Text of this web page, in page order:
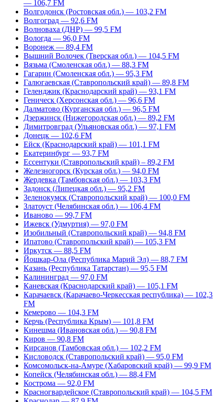
— 106,7 FM
Волгодонск (Ростовская обл.) — 103,2 FM
Волгоград — 92,6 FM
Волноваха (ДНР) — 99,5 FM
Вологда — 96,0 FM
Воронеж — 89,4 FM
Вышний Волочек (Тверская обл.) — 104,5 FM
Вязьма (Смоленская обл.) — 88,3 FM
Гагарин (Смоленская обл.) — 95,3 FM
Галюгаевская (Ставропольский край) — 89,8 FM
Геленджик (Краснодарский край) — 93,1 FM
Геническ (Херсонская обл.) — 96,6 FM
Далматово (Курганская обл.) — 96,5 FM
Дзержинск (Нижегородская обл.) — 89,2 FM
Димитровград (Ульяновская обл.) — 97,1 FM
Донецк — 102,6 FM
Ейск (Краснодарский край) — 101,1 FM
Екатеринбург — 93,7 FM
Ессентуки (Ставропольский край) – 89,2 FM
Железногорск (Курская обл.) — 94,0 FM
Жердевка (Тамбовская обл.) — 103,3 FM
Задонск (Липецкая обл.) — 95,2 FM
Зеленокумск (Ставропольский край) — 100,0 FM
Златоуст (Челябинская обл.) — 106,4 FM
Иваново — 99,7 FM
Ижевск (Удмуртия) — 97,0 FM
Изобильный (Ставропольский край) — 94,8 FM
Ипатово (Ставропольский край) — 105,3 FM
Иркутск — 88,5 FM
Йошкар-Ола (Республика Марий Эл) — 88,7 FM
Казань (Республика Татарстан) — 95,5 FM
Калининград — 97,0 FM
Каневская (Краснодарский край) — 105,1 FM
Карачаевск (Карачаево-Черкесская республика) — 102,3
FM
Кемерово — 104,3 FM
Керчь (Республика Крым) — 101,8 FM
Кинешма (Ивановская обл.) — 90,8 FM
Киров — 90,8 FM
Кирсанов (Тамбовская обл.) — 102,2 FM
Кисловодск (Ставропольский край) — 95,0 FM
Комсомольск-на-Амуре (Хабаровский край) — 99,9 FM
Копейск (Челябинская обл.) — 88,4 FM
Кострома — 92,0 FM
Красногвардейское (Ставропольский край) — 104,5 FM